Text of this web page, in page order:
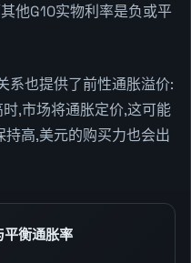
他G10实物利率是负或平
系也提供了前性通胀溢价:
,市场将通胀定价,这可能
高,美元的购买力也会出
平衡通胀率